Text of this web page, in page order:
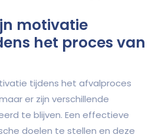
motivatie
het proces van
tijdens het afvalproces
er zijn verschillende
te blijven. Een effectieve
doelen te stellen en deze